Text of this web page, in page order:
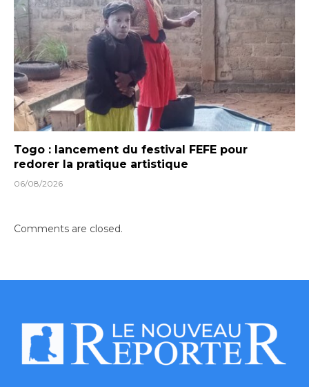
Togo : lancement du festival FEFE pour
redorer la pratique artistique
06/08/2026
Comments are closed.